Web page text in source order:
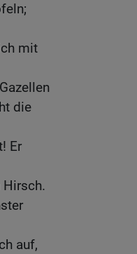
mit
die
Er
Hirsch.
auf,